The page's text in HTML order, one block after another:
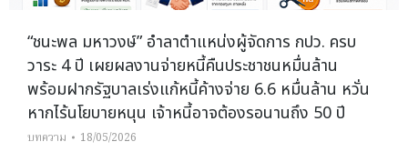
“ชนะพล มหาวงษ์” อำลาตำแหน่งผู้จัดการ กปว. ครบ
วาระ 4 ปี เผยผลงานจ่ายหนี้คืนประชาชนหมื่นล้าน
พร้อมฝากรัฐบาลเร่งแก้หนี้ค้างจ่าย 6.6 หมื่นล้าน หวั่น
หากไร้นโยบายหนุน เจ้าหนี้อาจต้องรอนานถึง 50 ปี
บทความ 18/05/2026